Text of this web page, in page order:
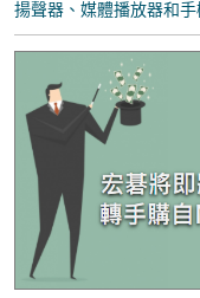
揚聲器、媒體播放器和